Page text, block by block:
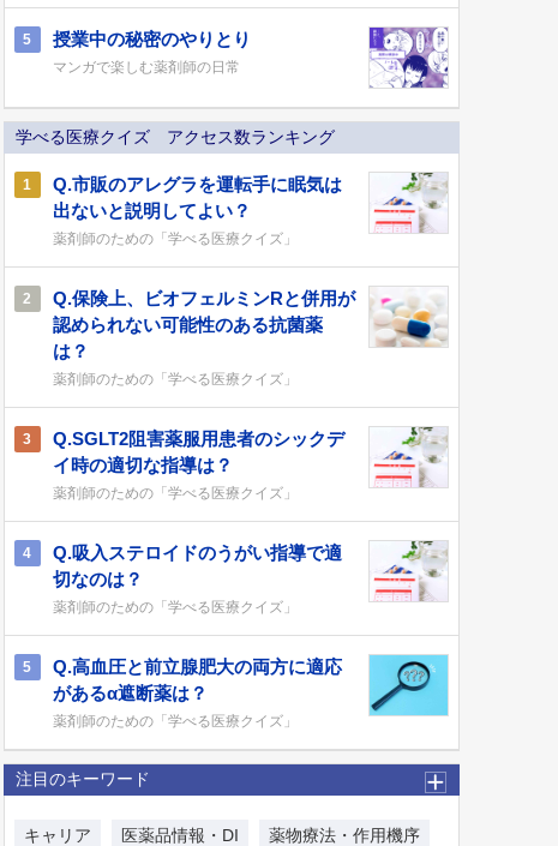
5 授業中の秘密のやりとり
マンガで楽しむ薬剤師の日常
学べる医療クイズ アクセス数ランキング
1
Q.市販のアレグラを運転手に眠気は
出ないと説明してよい？
薬剤師のための「学べる医療クイズ」
2
Q.保険上、ビオフェルミンRと併用が
認められない可能性のある抗菌薬
は？
薬剤師のための「学べる医療クイズ」
3
Q.SGLT2阻害薬服用患者のシックデ
イ時の適切な指導は？
薬剤師のための「学べる医療クイズ」
4
Q.吸入ステロイドのうがい指導で適
切なのは？
薬剤師のための「学べる医療クイズ」
5
Q.高血圧と前立腺肥大の両方に適応
があるα遮断薬は？
薬剤師のための「学べる医療クイズ」
注目のキーワード
キャリア 医薬品情報・DI 薬物療法・作用機序